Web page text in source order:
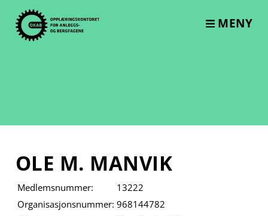
content
MENY
OLE M. MANVIK
Medlemsnummer:
13222
Organisasjonsnummer: 968144782